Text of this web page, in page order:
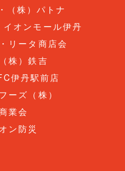
（株）パトナ
オンモール伊丹
リータ商店会
株）鉄吉
伊丹駅前店
ーズ（株）
業会
ン防災